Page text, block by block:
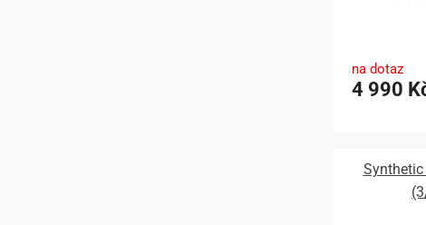
na dotaz
4 990